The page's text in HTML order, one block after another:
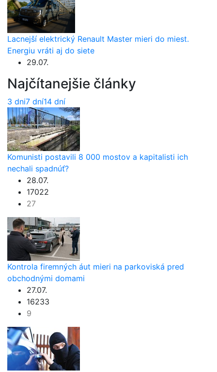
Lacnejší elektrický Renault Master mieri do miest.
Energiu vráti aj do siete
29.07.
Najčítanejšie články
3 dni7 dní14 dní
Komunisti postavili 8 000 mostov a kapitalisti ich
nechali spadnúť?
28.07.
17022
27
Kontrola firemných áut mieri na parkoviská pred
obchodnými domami
27.07.
16233
9